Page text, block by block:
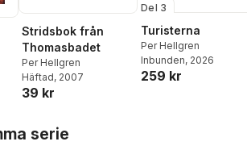
antal röster:
Stridsbok från
Thomasbadet
Per Hellgren
Häftad, 2007
39 kr
Del 3
Turisterna
Per Hellgren
Inbunden, 2026
259 kr
serie